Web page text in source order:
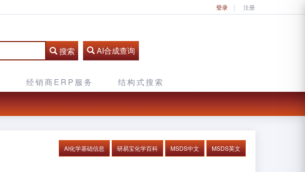
登录 注册
搜索 AI合成查询
经销商ERP服务 结构式搜索
AI化学基础信息 研易宝化学百科 MSDS中文 MSDS英文